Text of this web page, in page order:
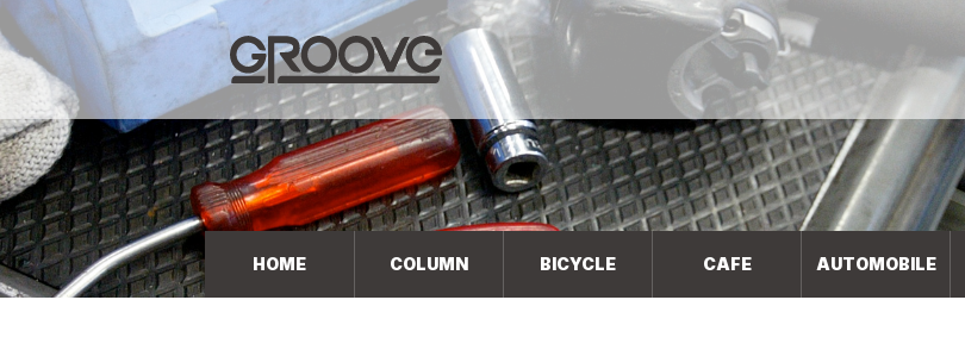
Groove 自転車 カフェ 輸入車・国産車のチューニン
グ/販売
HOME COLUMN BICYCLE CAFE AUTOMOBILE